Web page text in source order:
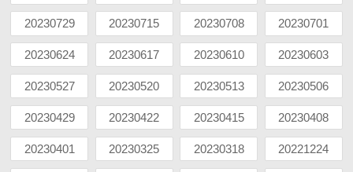
20230729 20230715 20230708 20230701
20230624 20230617 20230610 20230603
20230527 20230520 20230513 20230506
20230429 20230422 20230415 20230408
20230401 20230325 20230318 20221224